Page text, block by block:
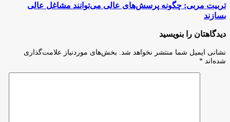
حوزه
زیست‌فناوری
حضور
شرکت‌های
دانش‌بنیان
تربیت
مربی:
چگونه
پرسش‌های
عالی
می‌توانند
مشاغل
عالی
تربیت مربی: چگونه پرسش‌های عالی می‌توانند مشاغل عالی
بسازند
دیدگاهتان را بنویسید
نشانی ایمیل شما منتشر نخواهد شد.
بخش‌های موردنیاز علامت‌گذاری
شده‌اند *